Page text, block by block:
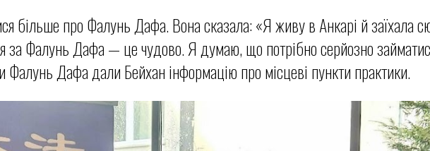
більше про Фалунь Дафа. Вона сказала: «Я живу в Анкарі й заїхала
за Фалунь Дафа — це чудово. Я думаю, що потрібно серйозно
Дафа дали Бейхан інформацію про місцеві пункти практики.